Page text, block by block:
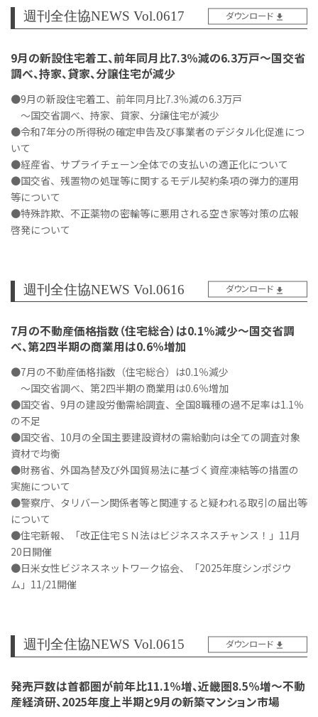
週刊全住協NEWS Vol.0617 ダウンロード
9月の新設住宅着工、前年同月比7.3％減の6.3万戸～国交省
調べ、持家、貸家、分譲住宅が減少
●9月の新設住宅着工、前年同月比7.3％減の6.3万戸
～国交省調べ、持家、貸家、分譲住宅が減少
●令和7年分の所得税の確定申告及び事業者のデジタル化促進につ
いて
●経産省、サプライチェーン全体での支払いの適正化について
●国交省、残置物の処理等に関するモデル契約条項の弾力的運用
等について
●特殊詐欺、不正薬物の密輸等に悪用される空き家等対策の広報
啓発について
週刊全住協NEWS Vol.0616 ダウンロード
7月の不動産価格指数（住宅総合）は0.1％減少～国交省調
べ、第2四半期の商業用は0.6％増加
●7月の不動産価格指数（住宅総合）は0.1％減少
～国交省調べ、第2四半期の商業用は0.6％増加
●国交省、9月の建設労働需給調査、全国8職種の過不足率は1.1％
の不足
●国交省、10月の全国主要建設資材の需給動向は全ての調査対象
資材で均衡
●財務省、外国為替及び外国貿易法に基づく資産凍結等の措置の
実施について
●警察庁、タリバーン関係者等と関連すると疑われる取引の届出等
について
●住宅新報、「改正住宅ＳＮ法はビジネスネスチャンス！」11月
20日開催
●日米女性ビジネスネットワーク協会、「2025年度シンポジウ
ム」11/21開催
週刊全住協NEWS Vol.0615 ダウンロード
発売戸数は首都圏が前年比11.1％増、近畿圏8.5％増～不動
産経済研、2025年度上半期と9月の新築マンション市場